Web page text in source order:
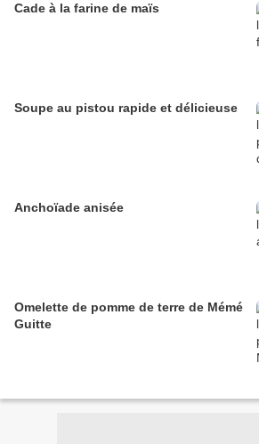
Cade à la farine de maïs
Soupe au pistou rapide et délicieuse
Anchoïade anisée
Omelette de pomme de terre de Mémé
Guitte